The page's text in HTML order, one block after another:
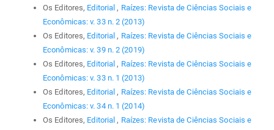
Os Editores, Editorial , Raízes: Revista de Ciências Sociais e
Econômicas: v. 33 n. 2 (2013)
Os Editores, Editorial , Raízes: Revista de Ciências Sociais e
Econômicas: v. 39 n. 2 (2019)
Os Editores, Editorial , Raízes: Revista de Ciências Sociais e
Econômicas: v. 33 n. 1 (2013)
Os Editores, Editorial , Raízes: Revista de Ciências Sociais e
Econômicas: v. 34 n. 1 (2014)
Os Editores, Editorial , Raízes: Revista de Ciências Sociais e